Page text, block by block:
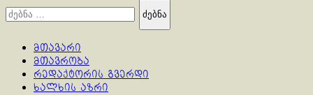
ძებნა:
მთავარი
მთავრობა
რედაქტორის გვერდი
ხალხის აზრი